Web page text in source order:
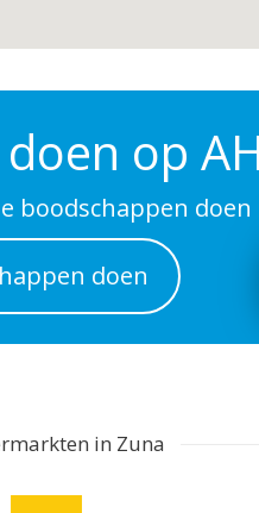
op
boodschappen doen
doen
in Zuna